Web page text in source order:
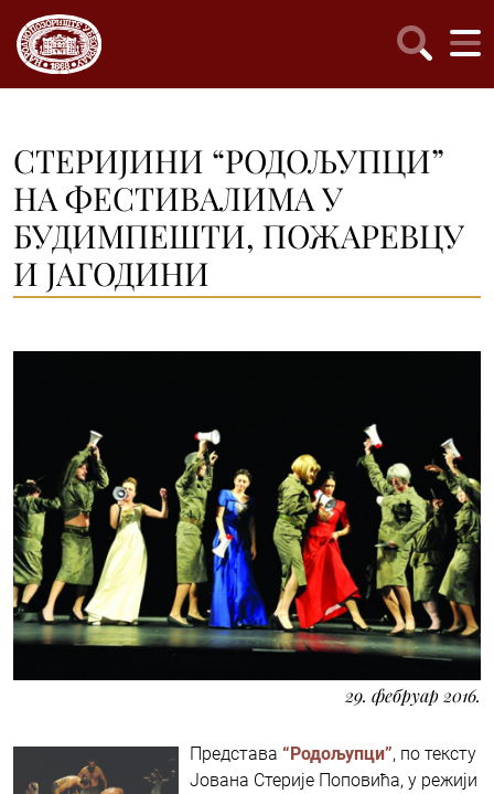
СТЕРИЈИНИ “РОДОЉУПЦИ”
НА ФЕСТИВАЛИМА У
БУДИМПЕШТИ, ПОЖАРЕВЦУ
И ЈАГОДИНИ
29. фебруар 2016.
Представа “Родољупци”, по тексту
Јована Стерије Поповића, у режији